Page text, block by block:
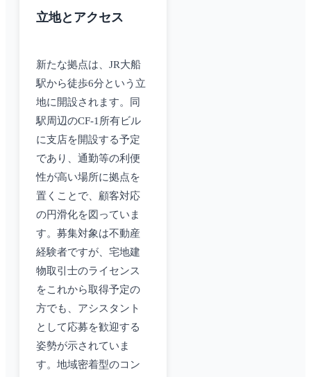
立地とアクセス
新たな拠点は、JR大船
駅から徒歩6分という立
地に開設されます。同
駅周辺のCF-1所有ビル
に支店を開設する予定
であり、通勤等の利便
性が高い場所に拠点を
置くことで、顧客対応
の円滑化を図っていま
す。募集対象は不動産
経験者ですが、宅地建
物取引士のライセンス
をこれから取得予定の
方でも、アシスタント
として応募を歓迎する
姿勢が示されていま
す。地域密着型のコン